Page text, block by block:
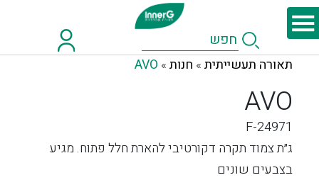
תאורה תעשייתית » חנות »
AVO
AVO
F-24971
ג״ת צמוד תקרה דקורטיבי להארת חלל פתוח. מגיע
בצבעים שונים